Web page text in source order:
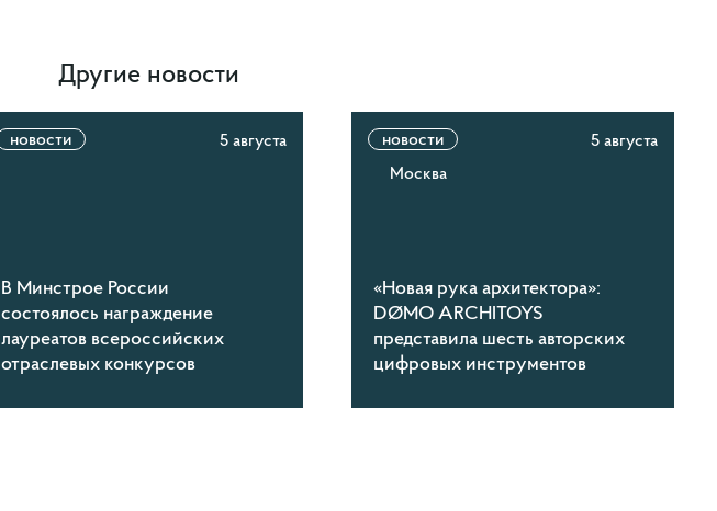
Другие новости
новости 5 августа
В Минстрое России
состоялось награждение
лауреатов всероссийских
отраслевых конкурсов
новости
Москва
5 августа
«Новая рука архитектора»:
DØMO ARCHITOYS
представила шесть авторских
цифровых инструментов